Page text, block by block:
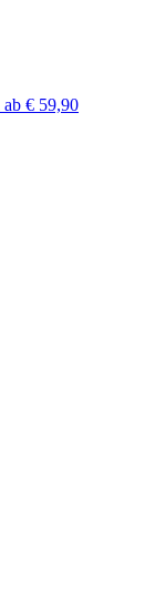
ab € 59,90